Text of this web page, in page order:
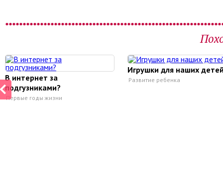
В интернет за
подгузниками?
Первые годы жизни
Игрушки для наших
Развитие ребенка